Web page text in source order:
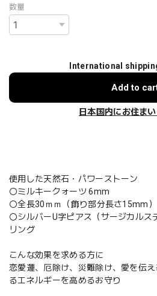
数量
International
Add to
日本国内にお住ま
使用した天然石・パワーストーン
〇ミルキークォーツ 6mm
〇全長30ｍｍ（飾り部分長さ15mm）
〇シルバーU字ピアス（サージカルス
リング
こんな効果を求める方に
恋愛運、厄除け、災難除け、愛を伝
るエネルギーを高めるお守り